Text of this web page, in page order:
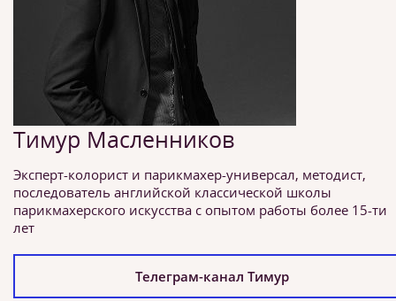
Тимур Масленников
Эксперт-колорист и парикмахер-универсал, методист,
последователь английской классической школы
парикмахерского искусства с опытом работы более 15-ти
лет
Телеграм-канал Тимур